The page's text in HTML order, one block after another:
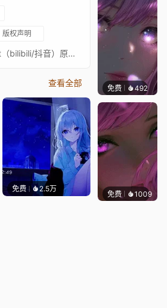
版权声明
动态制作：-夜莺Night（bilibili/抖音）原画师：あずーる azure有bug请在评论区反馈如果喜欢还请多多支持一下哦功能简要展示：时间变化设置：开启随现实时间变化功能时，可以根据现实时间在不同时间段显示清晨、白天、黄昏、夜晚，具体切换时间可以自由更改 选择自选择时间模式时，可于清晨、白天、黄昏、夜晚、昼夜渐变模式中自由选择显示对应时间段 如果带不动壁纸，占用过高，可以将人物动效由精细更改至简略或关闭动效，适当关闭一些效果，同时进入wallpaper设置纹理分辨率为高性能，降低帧率。Dynamic production: - 夜莺Night (bilibili/Tiktok)Original artist: あずーる AzureIf there are bugs, please provide feedback in the comment sectionIf you like it, please support me moreFunction brief display:Time change setting: When the function of changing with real time is enabled, it can display morning, day, dusk, and night in different time periods according to real time. The specific switching time can be freely changed. When selecting the self selected time mode, the corresponding time period can be freely displayed in the morning, day, dusk, night, and day night gradient modesIf you can't move the wallpaper and it takes up too much space, you can change the character animation from fine to simple or turn off animation, and turn off some effects appropriately. At the same time, enter Wallpaper to set the texture resolution to high performance and reduce the frame rate.
查看全部
免费 2.5万
免费 492辰东
免费 1009辰东